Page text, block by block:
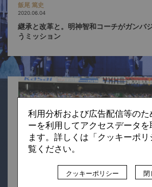
飯尾 篤史
2020.06.04
継承と改革と。明神智和コーチがガンバ
うミッション
利用分析および広告配信等のた
ーを利用してアクセスデータを
ます。詳しくは「クッキーポ
覧ください。
クッキーポリシー 閉